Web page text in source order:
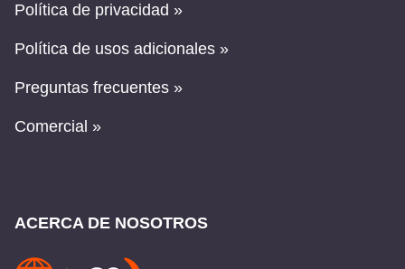
Política de privacidad »
Política de usos adicionales »
Preguntas frecuentes »
Comercial »
ACERCA DE NOSOTROS